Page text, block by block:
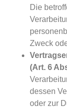
Die
Zweck
(Art. 6
dessen
oder zur